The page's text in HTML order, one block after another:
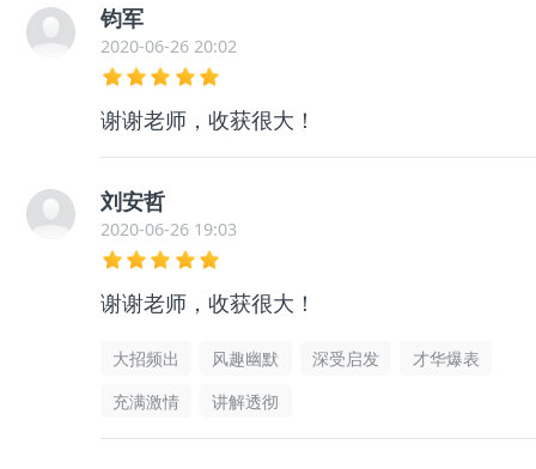
钧军
2020-06-26 20:02
谢谢老师，收获很大！
刘安哲
2020-06-26 19:03
谢谢老师，收获很大！
大招频出 风趣幽默 深受启发
才华爆表
充满激情
讲解透彻